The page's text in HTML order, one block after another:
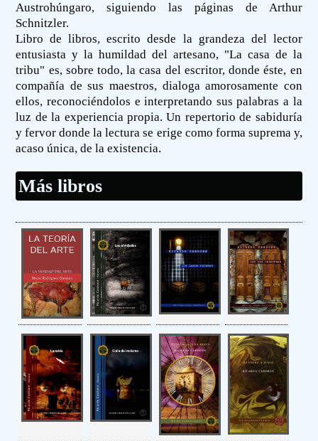
Austrohúngaro, siguiendo las páginas de Arthur
Schnitzler.
Libro de libros, escrito desde la grandeza del lector
entusiasta y la humildad del artesano, "La casa de la
tribu" es, sobre todo, la casa del escritor, donde éste, en
compañía de sus maestros, dialoga amorosamente con
ellos, reconociéndolos e interpretando sus palabras a la
luz de la experiencia propia. Un repertorio de sabiduría
y fervor donde la lectura se erige como forma suprema y,
acaso única, de la existencia.
Más libros